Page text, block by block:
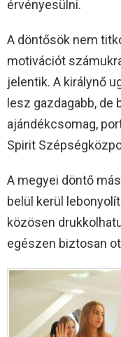
érvényesülni.
A döntősök nem
motivációt
jelentik. A királynő
lesz gazdagabb,
ajándékcsomag,
Spirit
A megyei döntő
belül kerül
közösen
egészen biztosan